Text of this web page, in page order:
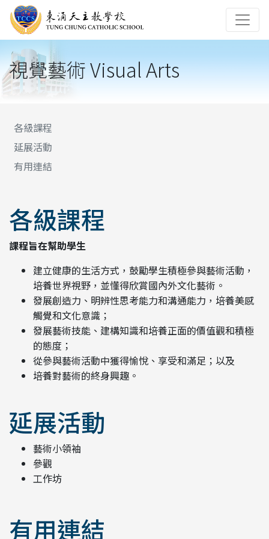
視覺藝術 Visual Arts
各級課程
延展活動
有用連結
各級課程
課程旨在幫助學生
建立健康的生活方式，鼓勵學生積極參與藝術活動，
培養世界視野，並懂得欣賞國內外文化藝術。
發展創造力、明辨性思考能力和溝通能力，培養美感
觸覺和文化意識；
發展藝術技能、建構知識和培養正面的價值觀和積極
的態度；
從參與藝術活動中獲得愉悅、享受和滿足；以及
培養對藝術的終身興趣。
延展活動
藝術小領袖
參觀
工作坊
有用連結